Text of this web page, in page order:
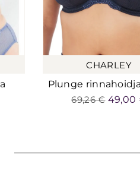
CHARLEY
Plunge
69,26€ 49,00